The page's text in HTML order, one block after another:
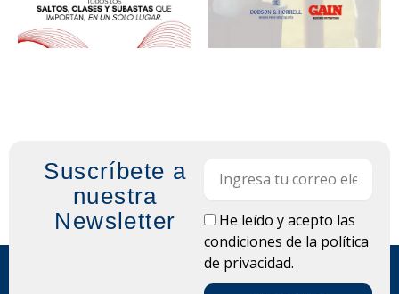
Suscríbete a
nuestra
Newsletter
LOPDHe leído y acepto las
condiciones de la política
de privacidad.